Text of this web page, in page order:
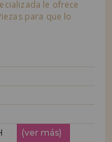
en tu negocio
para la distribución.
le ofrece
para que lo
(ver más)